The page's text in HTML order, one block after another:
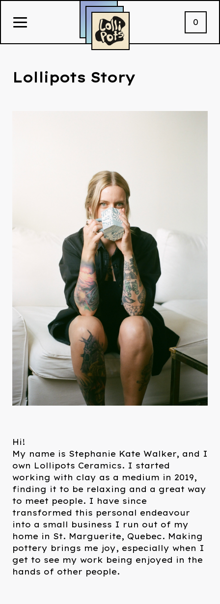
0
Lollipots Story
Hi!
My name is Stephanie Kate Walker, and I
own Lollipots Ceramics. I started
working with clay as a medium in 2019,
finding it to be relaxing and a great way
to meet people. I have since
transformed this personal endeavour
into a small business I run out of my
home in St. Marguerite, Quebec. Making
pottery brings me joy, especially when I
get to see my work being enjoyed in the
hands of other people.